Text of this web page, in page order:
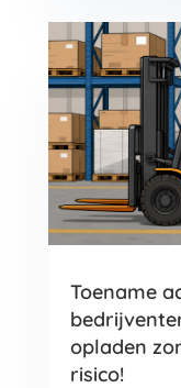
Toename
opladen
risico!